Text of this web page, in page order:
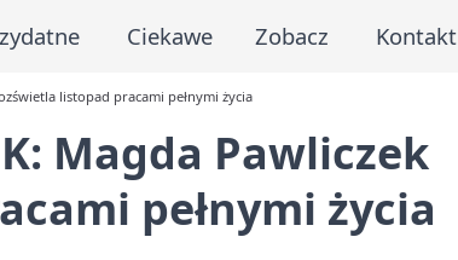
Ciekawe Zobacz Kontakt
listopad pracami pełnymi życia
Magda Pawliczek
pełnymi życia